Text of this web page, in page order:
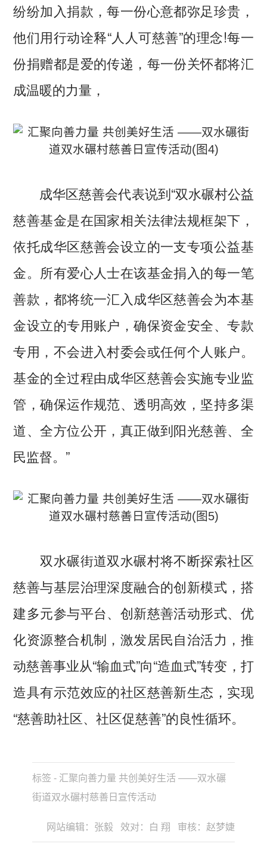
纷纷加入捐款，每一份心意都弥足珍贵，
他们用行动诠释“人人可慈善”的理念!每一
份捐赠都是爱的传递，每一份关怀都将汇
成温暖的力量，
成华区慈善会代表说到“双水碾村公益
慈善基金是在国家相关法律法规框架下，
依托成华区慈善会设立的一支专项公益基
金。所有爱心人士在该基金捐入的每一笔
善款，都将统一汇入成华区慈善会为本基
金设立的专用账户，确保资金安全、专款
专用，不会进入村委会或任何个人账户。
基金的全过程由成华区慈善会实施专业监
管，确保运作规范、透明高效，坚持多渠
道、全方位公开，真正做到阳光慈善、全
民监督。”
双水碾街道双水碾村将不断探索社区
慈善与基层治理深度融合的创新模式，搭
建多元参与平台、创新慈善活动形式、优
化资源整合机制，激发居民自治活力，推
动慈善事业从“输血式”向“造血式”转变，打
造具有示范效应的社区慈善新生态，实现
“慈善助社区、社区促慈善”的良性循环。
标签 - 汇聚向善力量 共创美好生活 ——双水碾
街道双水碾村慈善日宣传活动
网站编辑：张毅 效对：白 翔 审核：赵梦婕